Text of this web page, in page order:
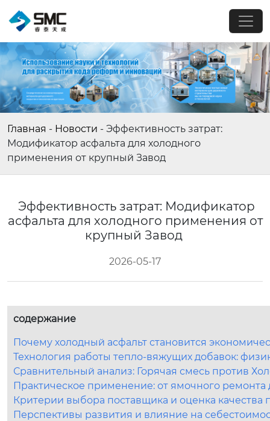
Главная - Новости - Эффективность затрат:
Модификатор асфальта для холодного
применения от крупный Завод
Эффективность затрат: Модификатор
асфальта для холодного применения от
крупный Завод
2026-05-17
содержание
Почему холодный асфальт становится
Технология работы тепло-вяжущих добавок:
Сравнительный анализ: Горячая смесь против
Практическое применение: от ямочного ремонта
Критерии выбора поставщика и оценка качества
Перспективы развития и влияние на